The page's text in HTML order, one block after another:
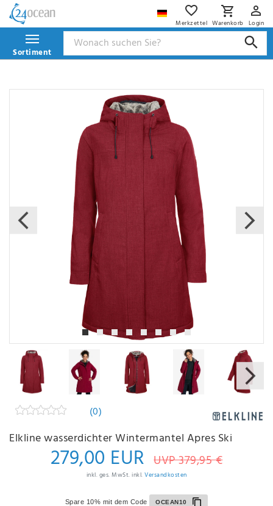
Merkzettel Warenkorb Login
Sortiment
(0)
Elkline wasserdichter Wintermantel Apres Ski
279,00 EUR UVP 379,95 €
inkl. ges. MwSt. inkl. Versandkosten
Spare 10% mit dem Code OCEAN10